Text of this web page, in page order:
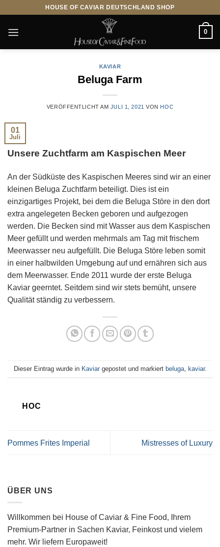
springen
HOUSE OF CAVIAR DEUTSCHLAND SHOP
0
KAVIAR
Beluga Farm
VERÖFFENTLICHT AM JULI 1, 2021 VON HOC
01
Juli
Unsere Zuchtfarm am Kaspischen Meer
An der Südküste des Kaspischen Meeres sind wir an einer
kleinen Beluga Zuchtfarm beteiligt. Dies ist ein
einzigartiges Projekt, bei dem die Beluga Störe in den dort
extra angelegeten Becken geboren und aufgezogen
werden. Die Becken sind mit Wasser aus dem Kaspischen
Meer gefüllt und werden mehrmals am Tag mit frischem
Meerwasser neu aufgefüllt. Die Beluga Störe leben somit
in einer halbwilden Umgebung auf und ernähren sich aus
dem Meerwasser. Ende 2011 wurde der erste Beluga
Kaviar geerntet. Seitdem sind wir stets bemüht, unsere
Qualität ständig zu verbessern.
Dieser Eintrag wurde in Kaviargepostet und markiert beluga, kaviar.
HOC
Pommes Frites Imperial Mistresses of Luxury
ÜBER UNS
Willkommen bei House of Caviar & Fine Food, Ihrem
Premium-Partner in Sachen Kaviar, Feinkost und vielem
mehr. Wir liefern Europaweit!